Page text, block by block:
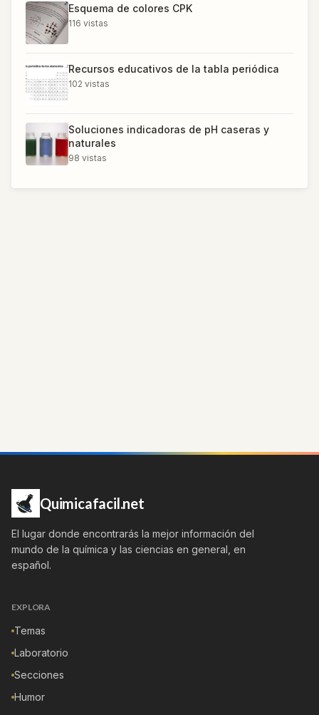
Esquema de colores CPK
116 vistas
Recursos educativos de la tabla periódica
102 vistas
Soluciones indicadoras de pH caseras y
naturales
98 vistas
Quimicafacil.net
El lugar donde encontrarás la mejor información del
mundo de la química y las ciencias en general, en
español.
EXPLORA
Temas
Laboratorio
Secciones
Humor